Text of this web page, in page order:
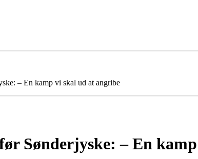
– En kamp vi skal ud at angribe
Sønderjyske: – En